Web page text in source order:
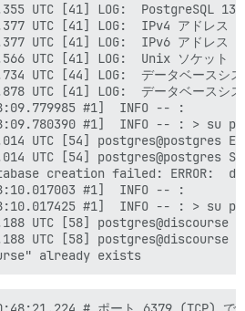
UTC [41] LOG:  PostgreSQL
UTC [41] LOG:  IPv4 アドレス
UTC [41] LOG:  IPv6 アドレス
UTC [41] LOG:  Unix ソケット
UTC [44] LOG:  データベースシス
UTC [41] LOG:  データベースシス
#1]  INFO -- :
#1]  INFO -- : > su
UTC [54] postgres@postgres
UTC [54] postgres@postgres
creation failed: ERROR:
#1]  INFO -- :
#1]  INFO -- : >
UTC [58] postgres@discourse
UTC [58] postgres@discourse